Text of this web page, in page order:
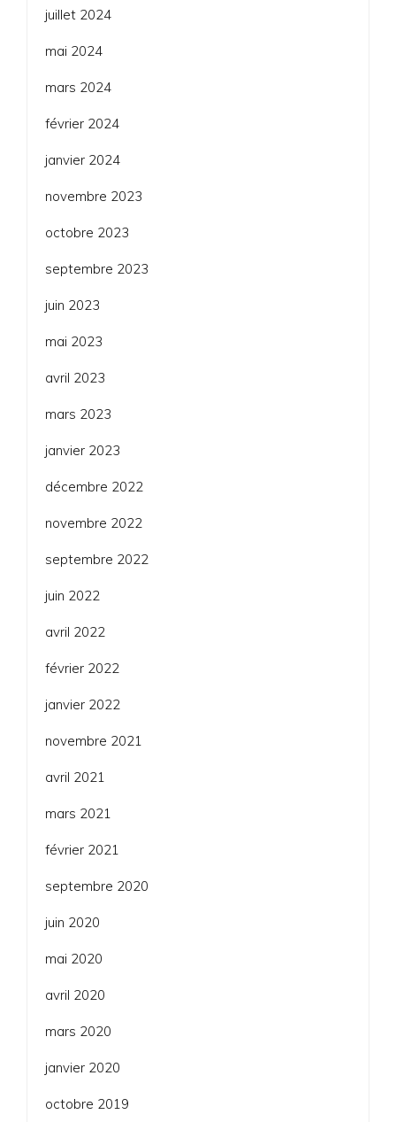
juillet 2024
mai 2024
mars 2024
février 2024
janvier 2024
novembre 2023
octobre 2023
septembre 2023
juin 2023
mai 2023
avril 2023
mars 2023
janvier 2023
décembre 2022
novembre 2022
septembre 2022
juin 2022
avril 2022
février 2022
janvier 2022
novembre 2021
avril 2021
mars 2021
février 2021
septembre 2020
juin 2020
mai 2020
avril 2020
mars 2020
janvier 2020
octobre 2019